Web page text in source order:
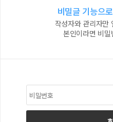
비밀글 기능으
작성자와 관리자만
본인이라면 비